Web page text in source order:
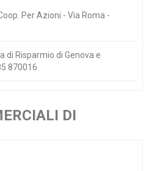
Per Azioni - Via Roma -
di Risparmio di Genova e
870016
DI